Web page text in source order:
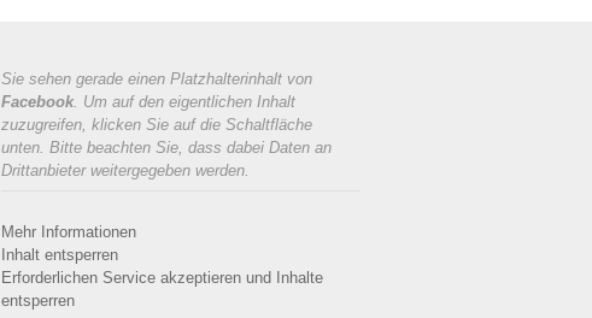
Sie sehen gerade einen Platzhalterinhalt von
Facebook. Um auf den eigentlichen Inhalt
zuzugreifen, klicken Sie auf die Schaltfläche
unten. Bitte beachten Sie, dass dabei Daten an
Drittanbieter weitergegeben werden.
Mehr Informationen
Inhalt entsperren
Erforderlichen Service akzeptieren und Inhalte
entsperren